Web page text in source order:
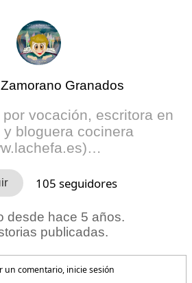
Granados
vocación, escritora en
y bloguera cocinera
105 seguidores
desde hace 5 años.
publicadas.
un comentario, inicie sesión